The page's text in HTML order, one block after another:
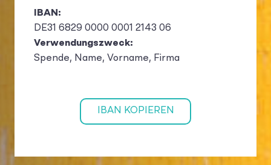
IBAN:
DE31 6829 0000 0001 2143 06
Verwendungszweck:
Spende, Name, Vorname, Firma
IBAN KOPIEREN